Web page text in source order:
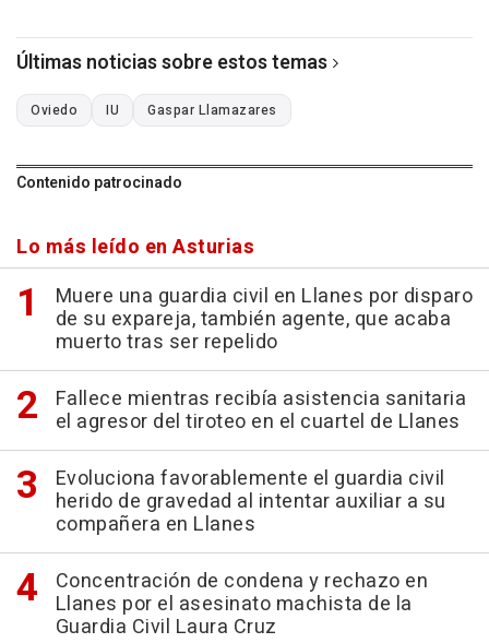
Últimas noticias sobre estos temas
Oviedo IU Gaspar Llamazares
Contenido patrocinado
Lo más leído en Asturias
Muere una guardia civil en Llanes por disparo
de su expareja, también agente, que acaba
muerto tras ser repelido
Fallece mientras recibía asistencia sanitaria
el agresor del tiroteo en el cuartel de Llanes
Evoluciona favorablemente el guardia civil
herido de gravedad al intentar auxiliar a su
compañera en Llanes
Concentración de condena y rechazo en
Llanes por el asesinato machista de la
Guardia Civil Laura Cruz